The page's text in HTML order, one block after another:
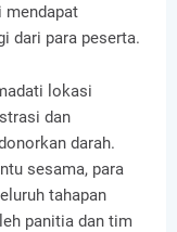
mendapat
dari para peserta.
lokasi
dan
darah.
sesama, para
tahapan
panitia dan tim